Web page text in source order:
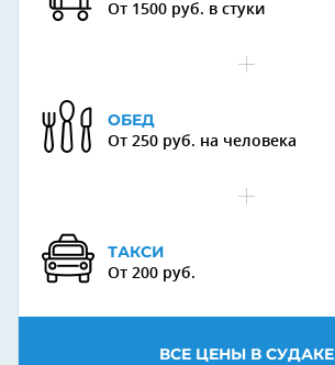
От 1500 руб. в стуки
ОБЕД
От 250 руб. на человека
ТАКСИ
От 200 руб.
ВСЕ ЦЕНЫ В СУДАКЕ